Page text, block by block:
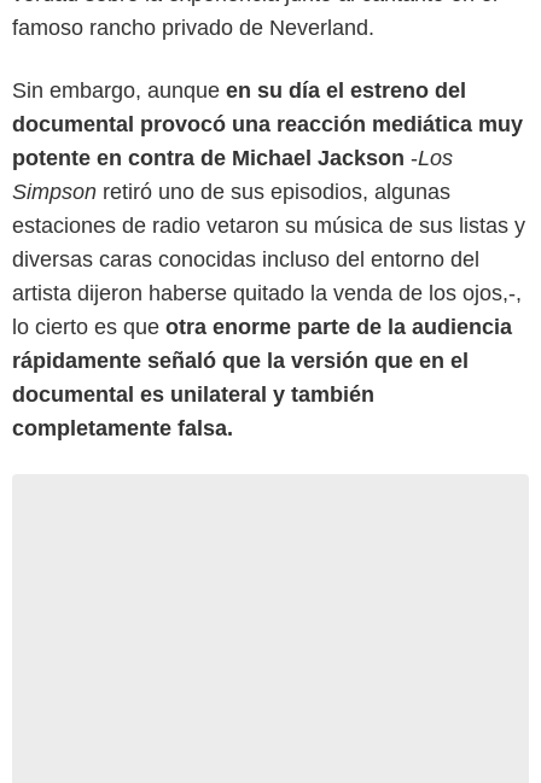
famoso rancho privado de Neverland.
Sin embargo, aunque en su día el estreno del
documental provocó una reacción mediática muy
potente en contra de Michael Jackson -Los
Simpson retiró uno de sus episodios, algunas
estaciones de radio vetaron su música de sus listas y
diversas caras conocidas incluso del entorno del
artista dijeron haberse quitado la venda de los ojos,-,
lo cierto es que otra enorme parte de la audiencia
rápidamente señaló que la versión que en el
documental es unilateral y también
completamente falsa.